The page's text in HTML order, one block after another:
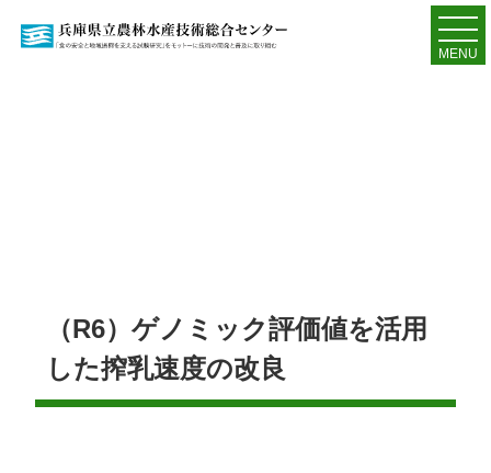
MENU
（R6）ゲノミック評価値を活用
した搾乳速度の改良